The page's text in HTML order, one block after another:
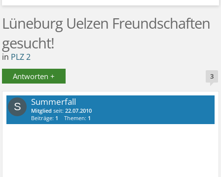
Lüneburg Uelzen Freundschaften
gesucht!
in PLZ 2
Antworten + 3
S Summerfall
Mitglied seit:22.07.2010
Beiträge: 1 Themen: 1